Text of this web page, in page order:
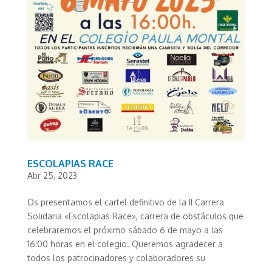
ESCOLAPIAS RACE
Abr 25, 2023
Os presentamos el cartel definitivo de la II Carrera
Solidaria «Escolapias Race», carrera de obstáculos que
celebraremos el próximo sábado 6 de mayo a las
16:00 horas en el colegio. Queremos agradecer a
todos los patrocinadores y colaboradores su